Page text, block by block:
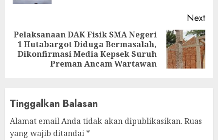
Next
Next
post:
Pelaksanaan DAK Fisik SMA Negeri
1 Hutabargot Diduga Bermasalah,
Dikonfirmasi Media Kepsek Suruh
Preman Ancam Wartawan
Tinggalkan Balasan
Alamat email Anda tidak akan dipublikasikan. Ruas
yang wajib ditandai *